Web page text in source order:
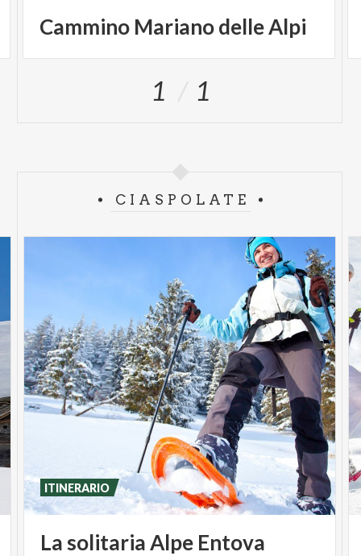
Cammino MarianodelleAlpi
1 1
CIASPOLATE
La solitariaAlpe Entova
ITINERARIO